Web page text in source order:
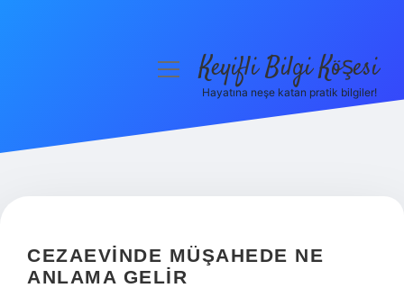
Hakkımızda
menüyüKeyifli Bilgi Köşesi
Hayatına neşe katan pratik bilgiler!
CEZAEVINDE MÜŞAHEDE NE
ANLAMA GELIR